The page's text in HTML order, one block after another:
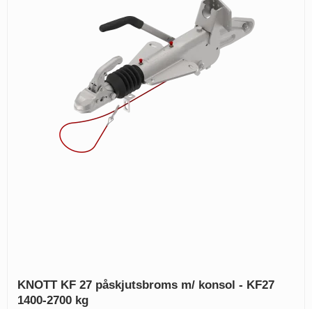
KNOTT KF 27 påskjutsbroms m/ konsol - KF27
1400-2700 kg